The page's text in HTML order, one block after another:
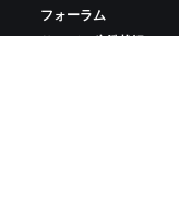
フォーラム